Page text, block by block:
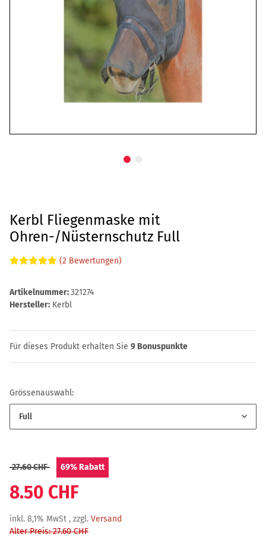
Kerbl Fliegenmaske mit
Ohren-/Nüsternschutz Full
(2 Bewertungen)
Artikelnummer:321274
Hersteller: Kerbl
Für dieses Produkt erhalten Sie 9 Bonuspunkte
Grössenauswahl:
Full
27.60 CHF 69% Rabatt
8.50 CHF
inkl. 8,1% MwSt , zzgl. Versand
Alter Preis: 27.60 CHF